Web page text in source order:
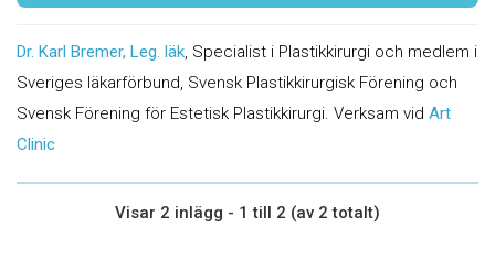
Dr. Karl Bremer, Leg. läk, Specialist i Plastikkirurgi och medlem i
Sveriges läkarförbund, Svensk Plastikkirurgisk Förening och
Svensk Förening för Estetisk Plastikkirurgi. Verksam vid Art
Clinic
Visar 2 inlägg - 1 till 2 (av 2 totalt)